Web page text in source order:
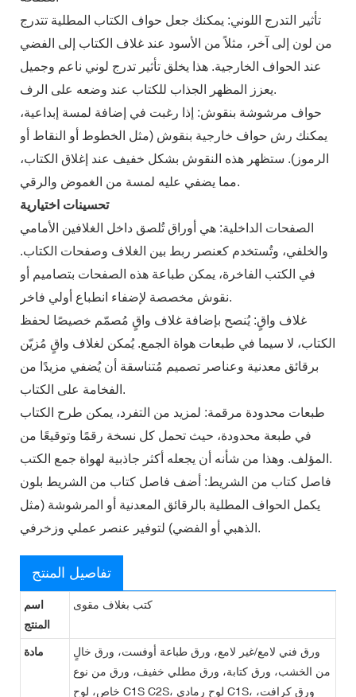
تأثير التدرج اللوني: يمكنك جعل حواف الكتاب المطلية تتدرج
من لون إلى آخر، مثلاً من الأسود عند غلاف الكتاب إلى الفضي
عند الحواف الخارجية. هذا يخلق تأثير تدرج لوني ناعم وجميل
يعزز المظهر الجذاب للكتاب عند وضعه على الرف.
حواف مرشوشة بنقوش: إذا رغبت في إضافة لمسة إبداعية،
يمكنك رش حواف خارجية بنقوش (مثل الخطوط أو النقاط أو
الرموز). ستظهر هذه النقوش بشكل خفيف عند إغلاق الكتاب،
مما يضفي عليه لمسة من الغموض والرقي.
تحسينات اختيارية
الصفحات الداخلية: هي أوراق تُلصق داخل الغلافين الأمامي
والخلفي، وتُستخدم كعنصر ربط بين الغلاف وصفحات الكتاب.
في الكتب الفاخرة، يمكن طباعة هذه الصفحات بتصاميم أو
نقوش مخصصة لإضفاء انطباع أولي فاخر.
غلاف واقٍ: يُنصح بإضافة غلاف واقٍ مُصمّم خصيصًا لحفظ
الكتاب، لا سيما في طبعات هواة الجمع. يُمكن لغلاف واقٍ مُزيّن
برقائق معدنية وعناصر تصميم مُتناسقة أن يُضفي مزيدًا من
الفخامة على الكتاب.
طبعات محدودة مرقمة: لمزيد من التفرد، يمكن طرح الكتاب
في طبعة محدودة، حيث تحمل كل نسخة رقمًا وتوقيعًا من
المؤلف. وهذا من شأنه أن يجعله أكثر جاذبية لهواة جمع الكتب.
فاصل كتاب من الشريط: أضف فاصل كتاب من الشريط بلون
يكمل الحواف المطلية بالرقائق المعدنية أو المرشوشة (مثل
الذهبي أو الفضي) لتوفير عنصر عملي وزخرفي.
تفاصيل المنتج
اسم
المنتج
كتب بغلاف مقوى
مادة
ورق فني لامع/غير لامع، ورق طباعة أوفست، ورق خالٍ
من الخشب، ورق كتابة، ورق مطلي خفيف، ورق من نوع
خاص، لوح C1S C2S، لوح رمادي C1S، ورق كرافت،